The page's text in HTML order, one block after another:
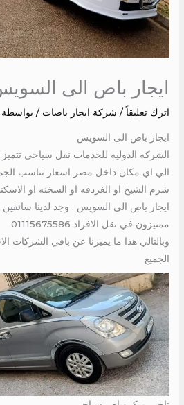
ايجار باص الى
اترك تعليقاً / شركة ايجار باصات / بواسطة
ايجار باص الى السويس
الشركه الدوليه للخدمات نقل سياحي
الي اي مكان داخل مصر اسعار تناسب
شرم الشيخ او الغردقه او السخنه او
ايجار باص الى السويس . وجد لدينا
ممتيزون في نقل الافراد 01115675586
وبالتالي هذا ما يميزنا عن باقي الشركات
الجميع